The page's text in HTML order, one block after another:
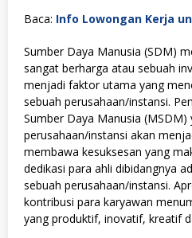
Baca: Info Lowongan Kerja
Sumber Daya Manusia (SDM)
sangat berharga atau sebuah
menjadi faktor utama yang
sebuah perusahaan/instansi.
Sumber Daya Manusia
perusahaan/instansi akan
membawa kesuksesan yang
dedikasi para ahli dibidangnya
sebuah perusahaan/instansi.
kontribusi para karyawan
yang produktif, inovatif, kreatif